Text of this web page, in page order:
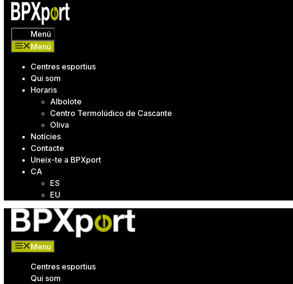
Menú
Menú
Centres esportius
Qui som
Horaris
Albolote
Centro Termolúdico de Cascante
Oliva
Notícies
Contacte
Uneix-te a BPXport
CA
ES
EU
Menu
Centres esportius
Qui som